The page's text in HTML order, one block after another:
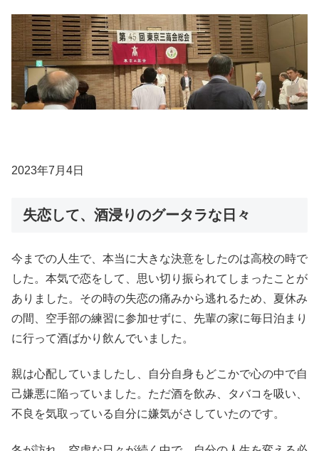
2023年7月4日
失恋して、酒浸りのグータラな日々
今までの人生で、本当に大きな決意をしたのは高校の時で
した。本気で恋をして、思い切り振られてしまったことが
ありました。その時の失恋の痛みから逃れるため、夏休み
の間、空手部の練習に参加せずに、先輩の家に毎日泊まり
に行って酒ばかり飲んでいました。
親は心配していましたし、自分自身もどこかで心の中で自
己嫌悪に陥っていました。ただ酒を飲み、タバコを吸い、
不良を気取っている自分に嫌気がさしていたのです。